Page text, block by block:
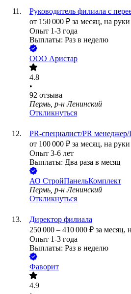
Руководитель филиала с
от 150 000 ₽ за месяц, на руки
Опыт 1-3 года
Выплаты: Раз в неделю
ООО Аристар
4.8
•
92 отзыва
Пермь, р-н Ленинский
Откликнуться
PR-специалист/PR
от 100 000 ₽ за месяц, на руки
Опыт 3-6 лет
Выплаты: Два раза в месяц
АО СтройПанельКомплект
Пермь, р-н Ленинский
Откликнуться
Директор филиала
250 000 – 410 000 ₽ за месяц,
Опыт 1-3 года
Выплаты: Раз в неделю
Фаворит
4.9